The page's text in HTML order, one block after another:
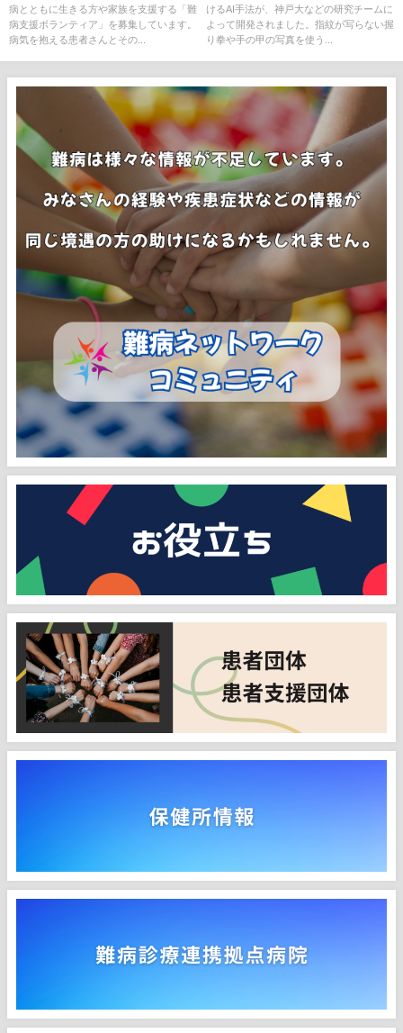
病とともに生きる方や家族を支援する「難
病支援ボランティア」を募集しています。
病気を抱える患者さんとその...
けるAI手法が、神戸大などの研究チームに
よって開発されました。指紋が写らない握
り拳や手の甲の写真を使う...